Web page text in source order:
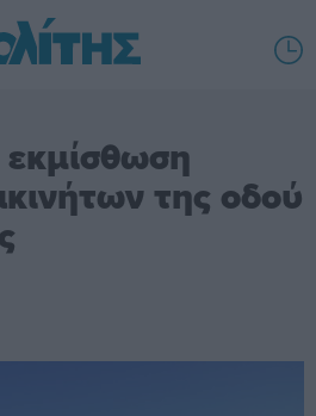
της οδού